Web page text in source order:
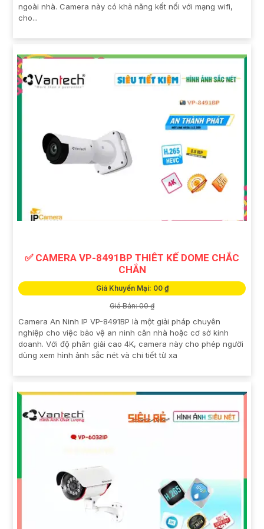
ngoài nhà. Camera này có khả năng kết nối với mạng wifi,
cho...
✅ CAMERA VP-8491BP THIÊT KẾ DOME CHẮC
CHẮN
Giá Khuyến Mại: 00 ₫
Giá Bán: 00 ₫
Camera An Ninh IP VP-8491BP là một giải pháp chuyên
nghiệp cho việc bảo vệ an ninh căn nhà hoặc cơ sở kinh
doanh. Với độ phân giải cao 4K, camera này cho phép người
dùng xem hình ảnh sắc nét và chi tiết từ xa